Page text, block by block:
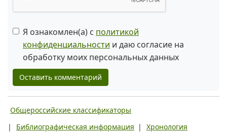
Я ознакомлен(а) с политикой
конфиденциальности и даю согласие на
обработку моих персональных данных
Оставить комментарий
Общероссийские классификаторы
|
Библиографическая информация | Хронология